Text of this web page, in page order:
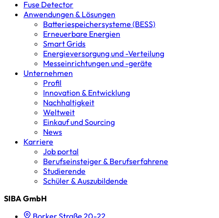
Fuse Detector
Anwendungen & Lösungen
Batterie­speicher­systeme (BESS)
Erneuerbare Energien
Smart Grids
Energieversorgung und -Verteilung
Messeinrichtungen und -geräte
Unternehmen
Profil
Innovation & Entwicklung
Nachhaltigkeit
Weltweit
Einkauf und Sourcing
News
Karriere
Job portal
Berufseinsteiger & Berufserfahrene
Studierende
Schüler & Auszubildende
SIBA GmbH